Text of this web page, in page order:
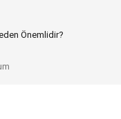
Toplu Sipariş Stratejileri